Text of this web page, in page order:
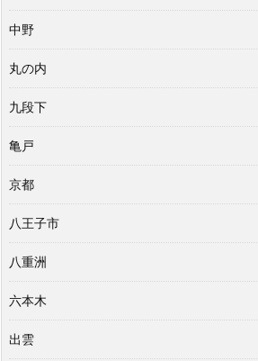
中野
丸の内
九段下
亀戸
京都
八王子市
八重洲
六本木
出雲